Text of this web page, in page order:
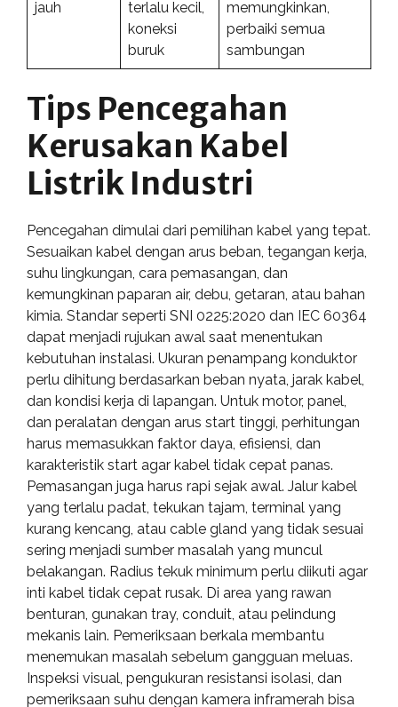
jauh
terlalu kecil,
koneksi
buruk
memungkinkan,
perbaiki semua
sambungan
Tips Pencegahan
Kerusakan Kabel
Listrik Industri
Pencegahan dimulai dari pemilihan kabel yang tepat.
Sesuaikan kabel dengan arus beban, tegangan kerja,
suhu lingkungan, cara pemasangan, dan
kemungkinan paparan air, debu, getaran, atau bahan
kimia. Standar seperti SNI 0225:2020 dan IEC 60364
dapat menjadi rujukan awal saat menentukan
kebutuhan instalasi. Ukuran penampang konduktor
perlu dihitung berdasarkan beban nyata, jarak kabel,
dan kondisi kerja di lapangan. Untuk motor, panel,
dan peralatan dengan arus start tinggi, perhitungan
harus memasukkan faktor daya, efisiensi, dan
karakteristik start agar kabel tidak cepat panas.
Pemasangan juga harus rapi sejak awal. Jalur kabel
yang terlalu padat, tekukan tajam, terminal yang
kurang kencang, atau cable gland yang tidak sesuai
sering menjadi sumber masalah yang muncul
belakangan. Radius tekuk minimum perlu diikuti agar
inti kabel tidak cepat rusak. Di area yang rawan
benturan, gunakan tray, conduit, atau pelindung
mekanis lain. Pemeriksaan berkala membantu
menemukan masalah sebelum gangguan meluas.
Inspeksi visual, pengukuran resistansi isolasi, dan
pemeriksaan suhu dengan kamera inframerah bisa